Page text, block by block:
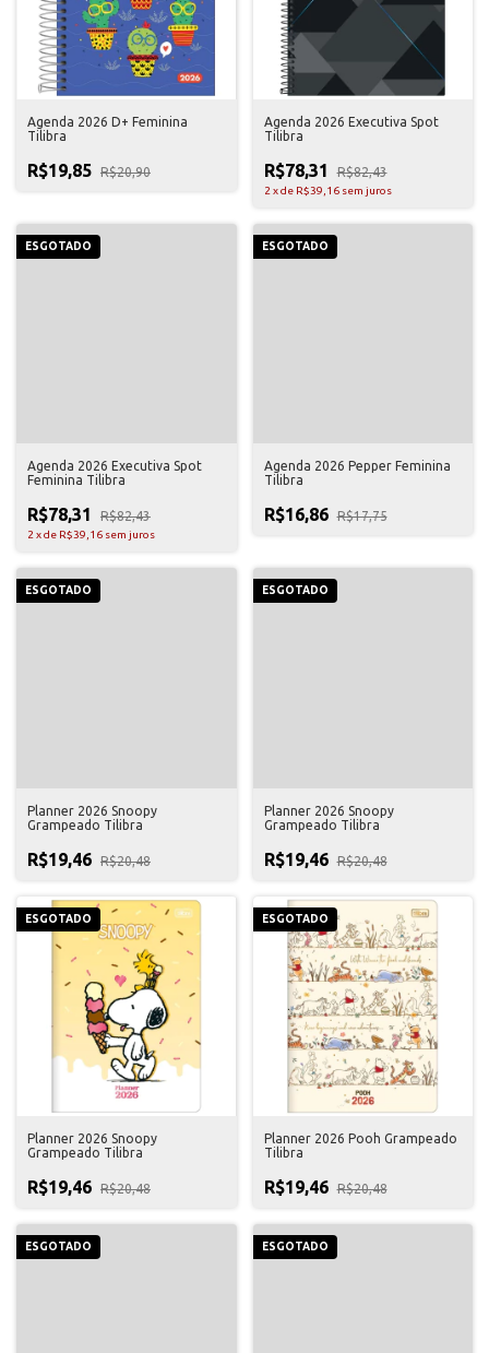
Agenda 2026 D+ Feminina
Tilibra
R$19,85 R$20,90
Agenda 2026 Executiva Spot
Tilibra
R$78,31 R$82,43
2 xde R$39,16 sem juros
ESGOTADO
Agenda 2026 Executiva Spot
Feminina Tilibra
R$78,31 R$82,43
2 xde R$39,16 sem juros
ESGOTADO
Agenda 2026 Pepper Feminina
Tilibra
R$16,86 R$17,75
ESGOTADO
Planner 2026 Snoopy
Grampeado Tilibra
R$19,46 R$20,48
ESGOTADO
Planner 2026 Snoopy
Grampeado Tilibra
R$19,46 R$20,48
ESGOTADO
Planner 2026 Snoopy
Grampeado Tilibra
R$19,46 R$20,48
ESGOTADO
Planner 2026 Pooh Grampeado
Tilibra
R$19,46 R$20,48
ESGOTADO ESGOTADO